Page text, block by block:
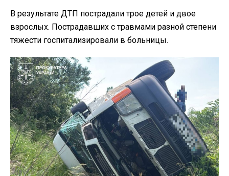
В результате ДТП пострадали трое детей и двое
взрослых. Пострадавших с травмами разной степени
тяжести госпитализировали в больницы.